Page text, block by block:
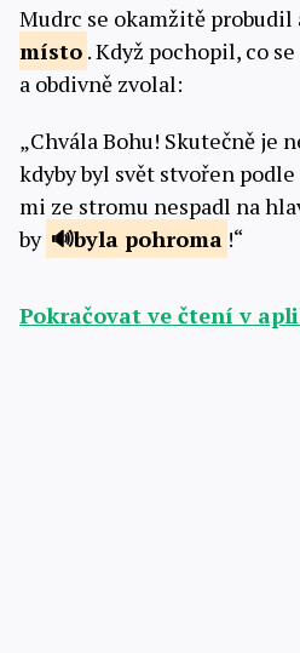
Mudrc se okamžitě probudil
místo . Když pochopil, co
a obdivně zvolal:
„Chvála Bohu! Skutečně je
kdyby byl svět stvořen
mi ze stromu nespadl na
by
byla pohroma !“
Pokračovat ve čtení v